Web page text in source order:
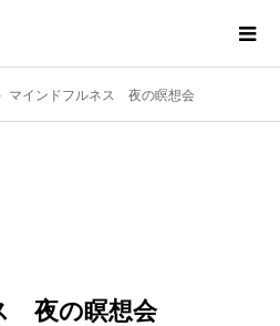
マインドフルネス 夜の瞑想会
夜の瞑想会